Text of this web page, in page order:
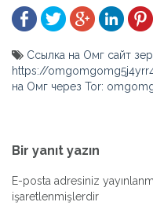
Ссылка на Омг сайт
https://
на Омг через Tor:
gezinmesi
Bir yanıt yazın
E-posta adresiniz
işaretlenmişlerdir